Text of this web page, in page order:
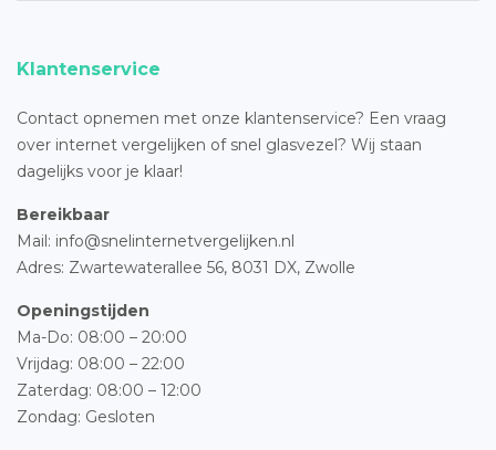
Klantenservice
Contact opnemen met onze klantenservice? Een vraag
over internet vergelijken of snel glasvezel? Wij staan
dagelijks voor je klaar!
Bereikbaar
Mail: info@snelinternetvergelijken.nl
Adres: Zwartewaterallee 56, 8031 DX, Zwolle
Openingstijden
Ma-Do: 08:00 – 20:00
Vrijdag: 08:00 – 22:00
Zaterdag: 08:00 – 12:00
Zondag: Gesloten